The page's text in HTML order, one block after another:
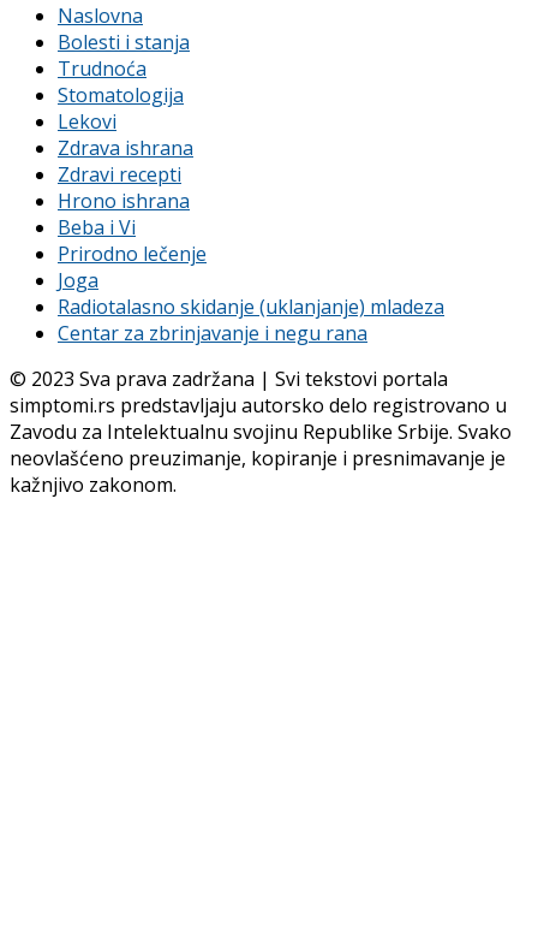
Naslovna
Bolesti i stanja
Trudnoća
Stomatologija
Lekovi
Zdrava ishrana
Zdravi recepti
Hrono ishrana
Beba i Vi
Prirodno lečenje
Joga
Radiotalasno skidanje (uklanjanje) mladeza
Centar za zbrinjavanje i negu rana
© 2023 Sva prava zadržana | Svi tekstovi portala
simptomi.rs predstavljaju autorsko delo registrovano u
Zavodu za Intelektualnu svojinu Republike Srbije. Svako
neovlašćeno preuzimanje, kopiranje i presnimavanje je
kažnjivo zakonom.